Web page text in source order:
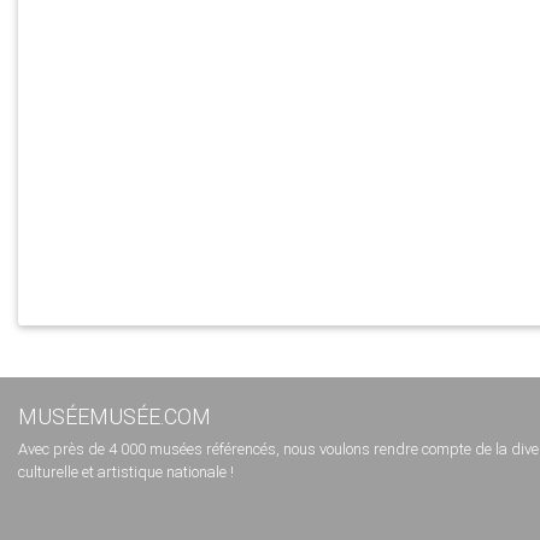
MUSÉEMUSÉE.COM
Avec près de 4 000 musées référencés, nous voulons rendre compte de la
culturelle et artistique nationale !